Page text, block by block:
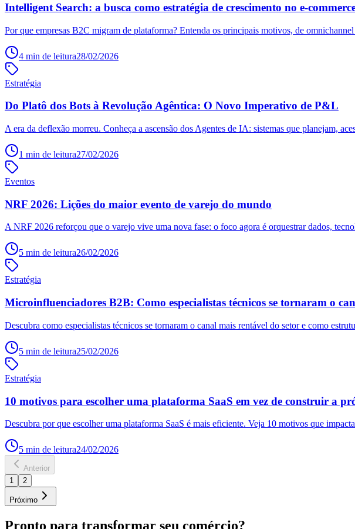
Intelligent Search: a busca como estratégia de crescimento no e-
Por que empresas B2C migram de plataforma? Entenda os principais motivos, de
4 min de leitura28/02/2026
Estratégia
Do Platô dos Bots à Revolução Agêntica: O Novo Imperativo de P&L
A era da deflexão morreu. Conheça a ascensão dos Agentes de IA: sistemas que planejam,
1 min de leitura27/02/2026
Eventos
NRF 2026: Lições do maior evento de varejo do mundo
A NRF 2026 reforçou que o varejo vive uma nova fase: o foco agora é orquestrar dados,
5 min de leitura26/02/2026
Estratégia
Microinfluenciadores B2B: Como especialistas técnicos se tornaram o
Descubra como especialistas técnicos se tornaram o canal mais rentável do setor e como
5 min de leitura25/02/2026
Estratégia
10 motivos para escolher uma plataforma SaaS em vez de construir a
Descubra por que escolher uma plataforma SaaS é mais eficiente. Veja 10 motivos que
5 min de leitura24/02/2026
Anterior
1
2
Próximo
Pronto para transformar seu comércio?